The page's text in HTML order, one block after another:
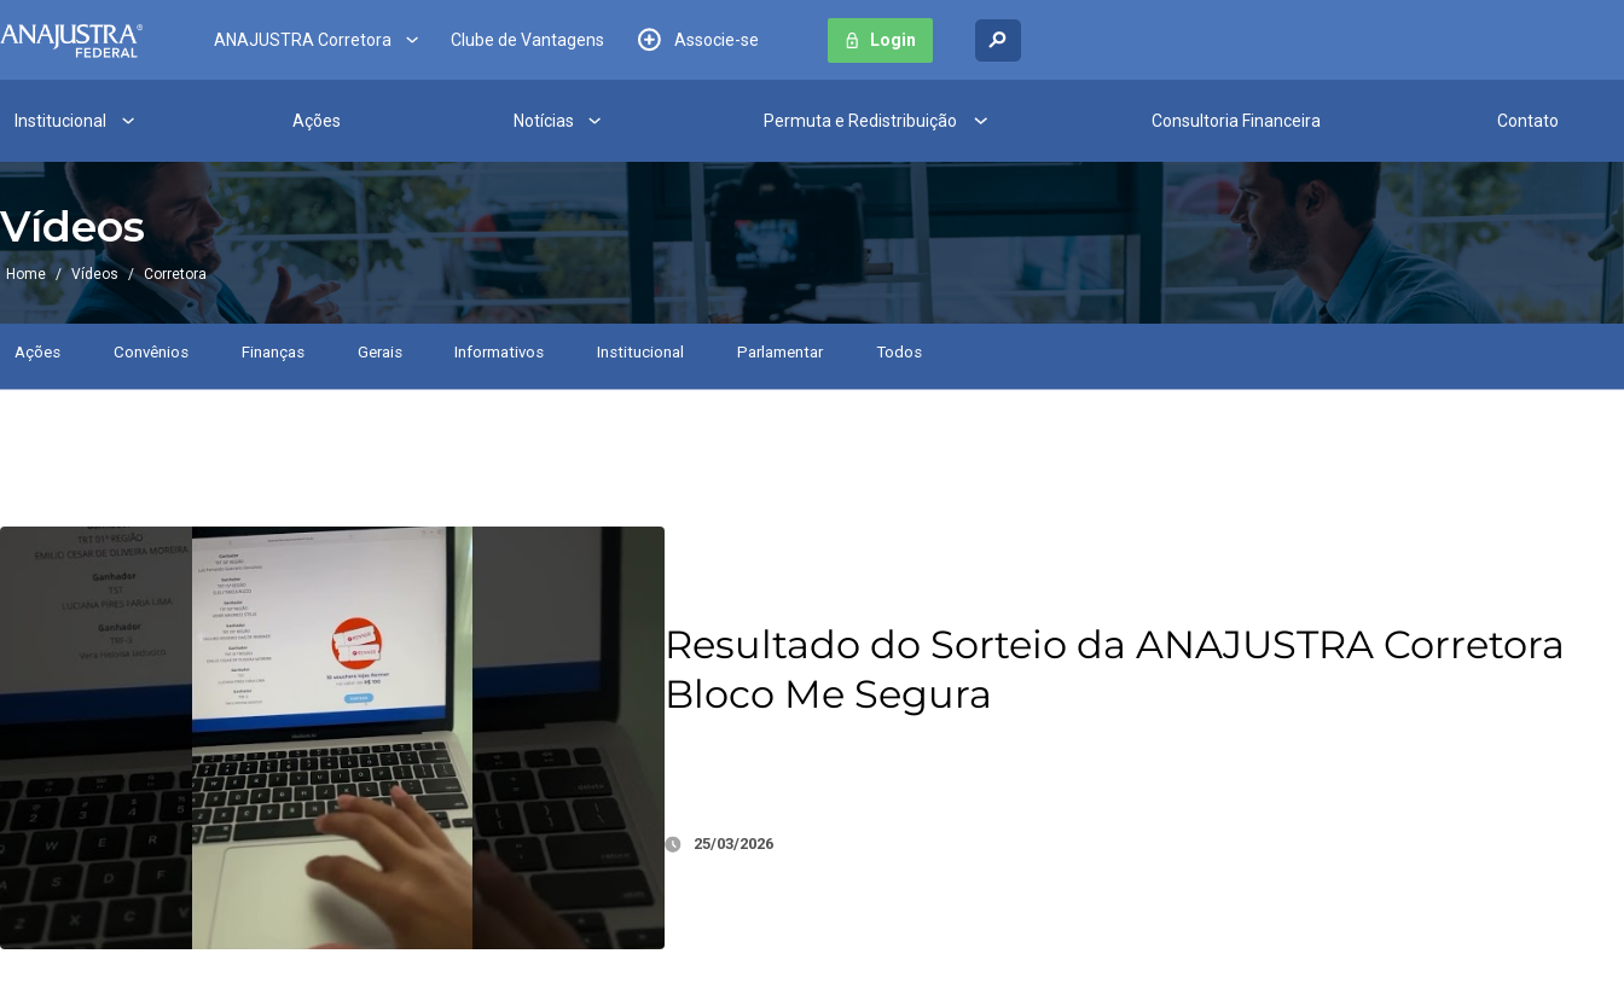
para
o
ANAJUSTRA Corretora Clube de Vantagens Associe-se Login
Institucional Ações Notícias Permuta e Redistribuição Consultoria Financeira Contato
Vídeos
Home / Vídeos / Corretora
Ações Convênios Finanças Gerais Informativos Institucional Parlamentar Todos
Resultado do Sorteio da ANAJUSTRA Corretora
Bloco Me Segura
25/03/2026